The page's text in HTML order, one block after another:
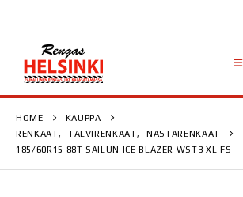
HOME
KAUPPA
RENKAAT, TALVIRENKAAT,
NASTARENKAAT
185/60R15 88T SAILUN ICE BLAZER WST3 XL FS